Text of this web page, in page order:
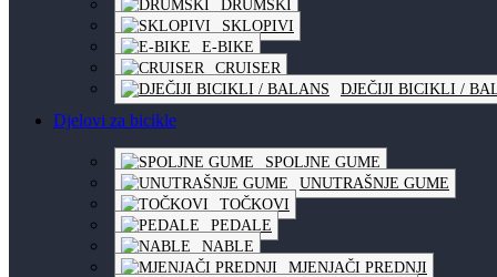
DRUMSKI
SKLOPIVI
E-BIKE
CRUISER
DJEČIJI BICIKLI /
Djelovi za bicikle
SPOLJNE GUME
UNUTRAŠNJE GUME
TOČKOVI
PEDALE
NABLE
MJENJAČI PREDNJI